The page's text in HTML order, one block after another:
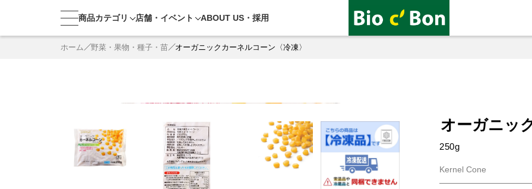
商品カテゴリ 店舗・ イベント ABOUT US・ 採用
ホーム 野菜・果物・種子・苗 オーガニックカーネルコーン〈冷凍〉
オーガニッ
250g
Kernel Cone